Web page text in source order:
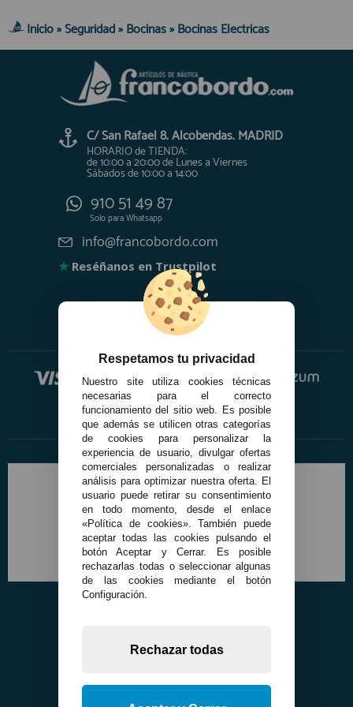
Inicio»Seguridad»Bocinas»Bocinas Electricas
C/ San Rafael 8. Alcobendas. MADRID
HORARIO de TIENDA:
de 10:00 a 20:00 de Lunes a Viernes
Sábados de 10:00 a 14:00
910 51 49 87
Solo paraWhatsapp
info@francobordo.com
★ Reséñanos en Trustpilot
Respetamos tu privacidad
Nuestro site utiliza cookies técnicas
necesarias para el correcto
funcionamiento del sitio web. Es posible
que además se utilicen otras categorías
de cookies para personalizar la
experiencia de usuario, divulgar ofertas
comerciales personalizadas o realizar
análisis para optimizar nuestra oferta. El
usuario puede retirar su consentimiento
en todo momento, desde el enlace
«Política de cookies». También puede
aceptar todas las cookies pulsando el
botón Aceptar y Cerrar. Es posible
rechazarlas todas o seleccionar algunas
de las cookies mediante el botón
Configuración.
Rechazar todas